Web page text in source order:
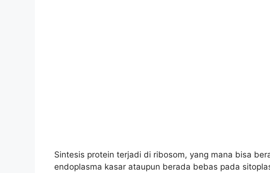
Sintesis protein terjadi di ribosom, yang mana bisa
endoplasma kasar ataupun berada bebas pada